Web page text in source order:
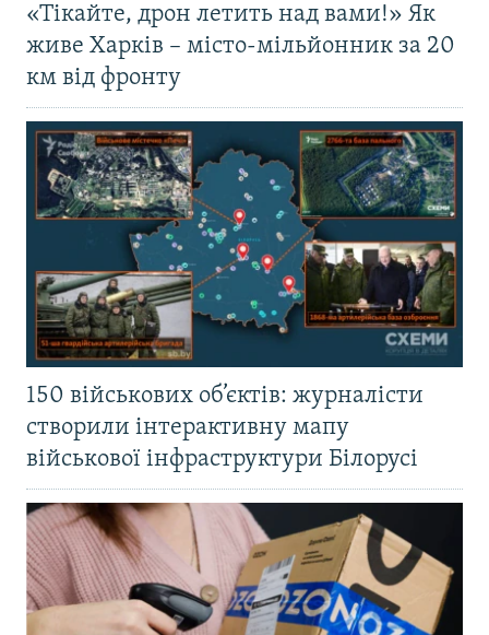
«Тікайте, дрон летить над вами!» Як
живе Харків – місто-мільйонник за 20
км від фронту
150 військових об’єктів: журналісти
створили інтерактивну мапу
військової інфраструктури Білорусі